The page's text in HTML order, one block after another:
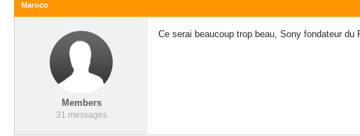
Maroco
Members
31 messages
Ce serai beaucoup trop beau, Sony fondateur du